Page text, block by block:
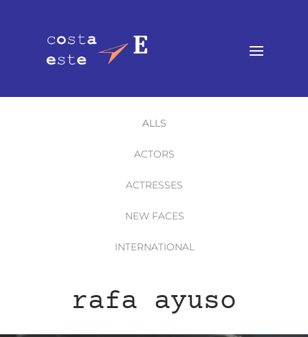
ALLS
ACTORS
ACTRESSES
NEW FACES
INTERNATIONAL
rafa ayuso